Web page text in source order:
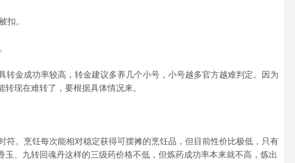
扣。
金成功率较高，转金建议多养几个小号，小号越多官方越难判定。因为
现在难转了，要根据具体情况来。
。烹饪每次能相对稳定获得可摆摊的烹饪品，但目前性价比极低，只有
、九转回魂丹这样的三级药价格不低，但炼药成功率本来就不高，炼出